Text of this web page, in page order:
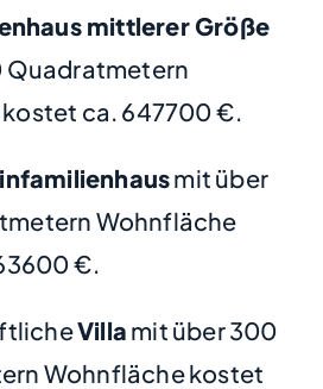
mittlerer Größe
Quadratmetern
ca. 647700 €.
mit über
Wohnfläche
€.
Villa mit über 300
Wohnfläche kostet